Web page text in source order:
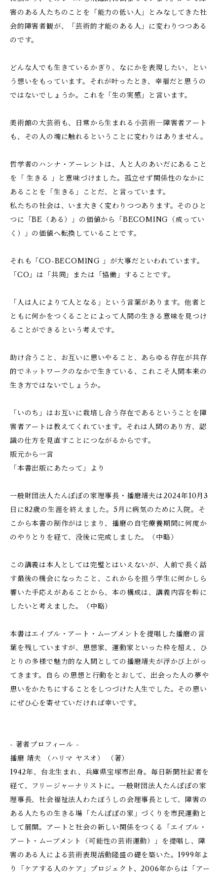
害のある人たちのことを「能力の低い人」とみなしてきた社
会的障害者観が、「芸術的才能のある人」に変わりつつある
のです。
どんな人でも生きているかぎり、なにかを表現したい、とい
う想いをもっています。それが叶ったとき、幸福だと思うの
ではないでしょうか。これを「生の実感」と言います。
美術館の大芸術も、日常から生まれる小芸術―障害者アート
も、その人の魂に触れるということに変わりはありません。
哲学者のハンナ・アーレントは、人と人のあいだにあること
を「 生きる 」と意味づけました。孤立せず関係性のなかに
あることを「生きる」ことだ、と言っています。
私たちの社会は、いま大きく変わりつつあります。そのひと
つに「BE（ある）」の価値から「BECOMING（成ってい
く）」の価値へ転換していることです。
それも「CO-BECOMING 」が大事だといわれています。
「CO」は「共同」または「協働」することです。
「人は人によりて人となる」という言葉があります。他者と
ともに何かをつくることによって人間の生きる意味を見つけ
ることができるという考えです。
助け合うこと、お互いに思いやること、あらゆる存在が共存
的でネットワークのなかで生きている、これこそ人間本来の
生き方ではないでしょうか。
「いのち」はお互いに栽培し合う存在であるということを障
害者アートは教えてくれています。それは人間のあり方、認
識の仕方を見直すことにつながるからです。
版元から一言
「本書出版にあたって」より
一般財団法人たんぽぽの家理事長・播磨靖夫は2024年10月3
日に82歳の生涯を終えました。5月に病気のために入院。そ
こから本書の制作がはじまり、播磨の自宅療養期間に何度か
のやりとりを経て、没後に完成しました。（中略）
この講義は本人としては完璧とはいえないが、人前で長く話
す最後の機会になったこと、これからを担う学生に何かしら
響いた手応えがあることから、本の構成は、講義内容を幹に
したいと考えました。（中略）
本書はエイブル・アート・ムーブメントを提唱した播磨の言
葉を残していますが、思想家、運動家といった枠を超え、ひ
とりの多様で魅力的な人間としての播磨靖夫が浮かび上がっ
てきます。自ら の思想と行動をとおして、出会った人の夢や
思いをかたちにすることをしつづけた人生でした。その思い
にぜひ心を寄せていだければ幸いです。
- 著者プロフィール -
播磨 靖夫 （ハリマ ヤスオ） （著）
1942年、台北生まれ、兵庫県宝塚市出身。毎日新聞社記者を
経て、フリージャーナリストに。一般財団法人たんぽぽの家
理事長、社会福祉法人わたぼうしの会理事長として、障害の
ある人たちの生きる場「たんぽぽの家」づくりを市民運動と
して展開。アートと社会の新しい関係をつくる「エイブル・
アート・ムーブメント（可能性の芸術運動）」を提唱し、障
害のある人による芸術表現活動隆盛の礎を築いた。1999年よ
り「ケアする人のケア」プロジェクト、2006年からは「アー